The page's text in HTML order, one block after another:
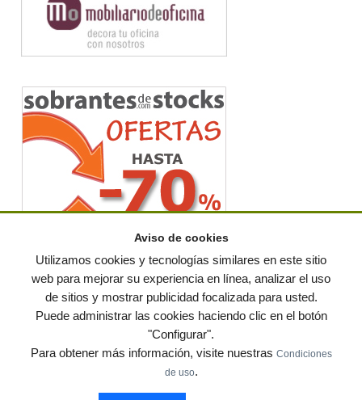
© residuos.com - Todos los derechos reservados Política de privacidad
Condiciones de uso|Contacto |Editores|Mapa web|Preguntas frecuentes|Publica
tus anuncios gratis!
Muebles de terraza y jardin Notas de prensa
Aviso de cookies
Utilizamos cookies y tecnologías similares en este sitio
web para mejorar su experiencia en línea, analizar el uso
de sitios y mostrar publicidad focalizada para usted.
Puede administrar las cookies haciendo clic en el botón
"Configurar".
Para obtener más información, visite nuestras Condiciones
de uso.